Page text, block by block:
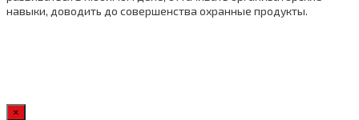
навыки, доводить до совершенства охранные продукты.
×